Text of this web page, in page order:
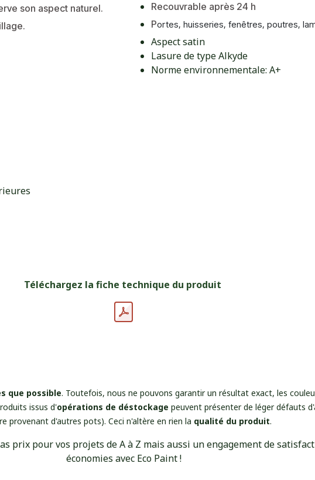
son aspect naturel.
Recouvrable après 24 h
Portes, huisseries, fenêtres, poutres,
Aspect satin
Lasure de type Alkyde
Norme environnementale: A+
Téléchargez la fiche technique du produit
que possible. Toutefois, nous ne pouvons garantir un résultat exact, les
issus d'opérations de déstockage peuvent présenter de léger défauts
provenant d'autres pots). Ceci n'altère en rien la qualité du produit.
prix pour vos projets de A à Z mais aussi un engagement de
économies avec Eco Paint !